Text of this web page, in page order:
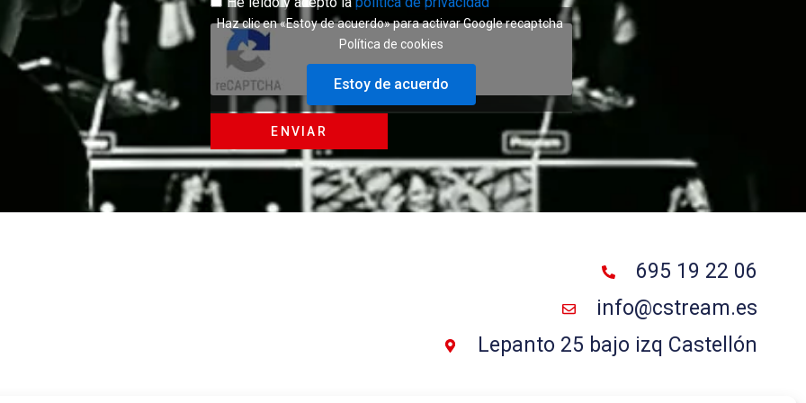
Haz clic en «Estoy de acuerdo» para activar Google recaptcha
Política de cookies
Estoy de acuerdo
ENVIAR
695 19 22 06
info@cstream.es
Lepanto 25 bajo izq Castellón